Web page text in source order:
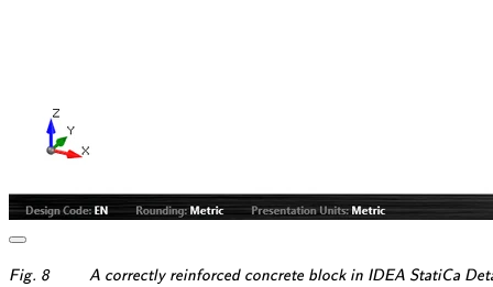
Fig. 8 A correctly reinforced concrete block in IDEA StatiCa